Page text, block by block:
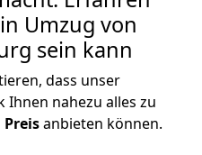
Umzug von
sein kann
dass unser
Ihnen nahezu alles zu
Preisanbieten können.